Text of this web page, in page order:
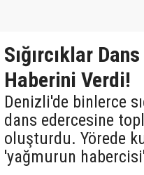
Sığırcıklar
Haberini Verdi!
Denizli'de binlerce
dans edercesine
oluşturdu. Yörede
'yağmurun